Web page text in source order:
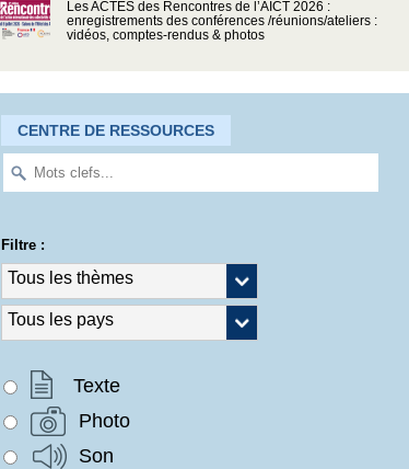
Les ACTES des Rencontres de l’AICT 2026 :
enregistrements des conférences /réunions/ateliers :
vidéos, comptes-rendus & photos
CENTRE DE RESSOURCES
Filtre :
Texte
Photo
Son